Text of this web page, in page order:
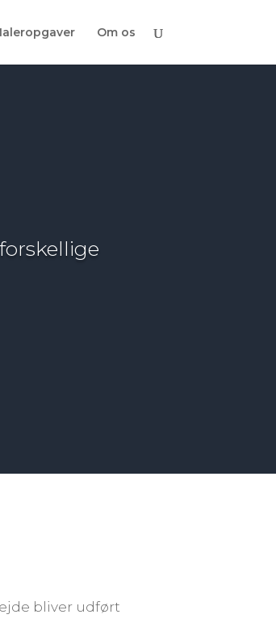
Om os
bliver udført